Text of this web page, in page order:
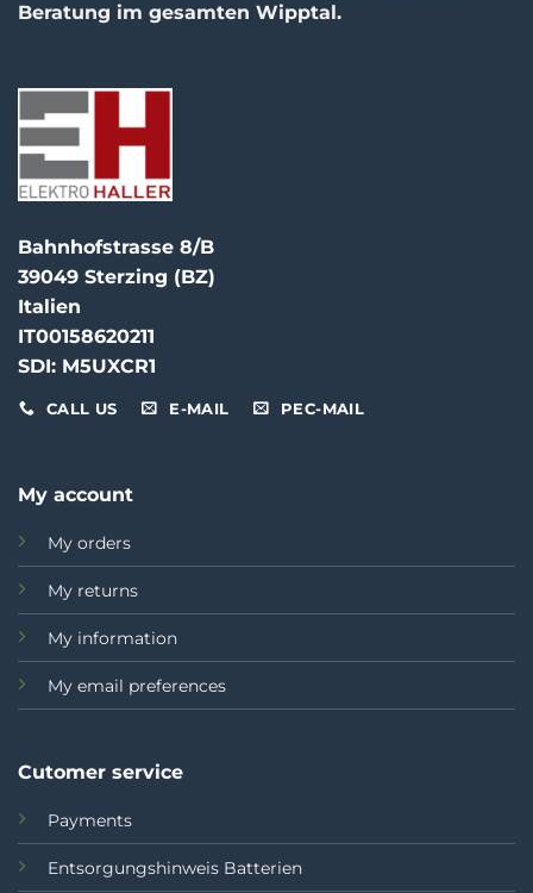
Beratung im gesamten Wipptal.
Bahnhofstrasse 8/B
39049 Sterzing (BZ)
Italien
IT00158620211
SDI: M5UXCR1
CALL US E-MAIL PEC-MAIL
My account
My orders
My returns
My information
My email preferences
Cutomer service
Payments
Entsorgungshinweis Batterien